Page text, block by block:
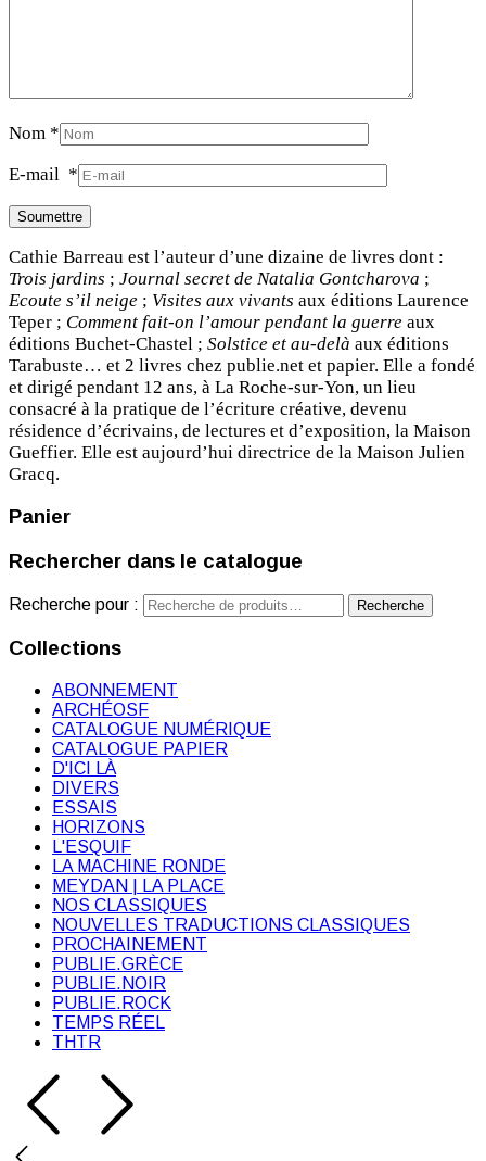
Nom *
E-mail *
Cathie Barreau est l’auteur d’une dizaine de livres dont :
Trois jardins ; Journal secret de Natalia Gontcharova ;
Ecoute s’il neige ; Visites aux vivants aux éditions Laurence
Teper ; Comment fait-on l’amour pendant la guerre aux
éditions Buchet-Chastel ; Solstice et au-delà aux éditions
Tarabuste… et 2 livres chez publie.net et papier. Elle a fondé
et dirigé pendant 12 ans, à La Roche-sur-Yon, un lieu
consacré à la pratique de l’écriture créative, devenu
résidence d’écrivains, de lectures et d’exposition, la Maison
Gueffier. Elle est aujourd’hui directrice de la Maison Julien
Gracq.
Panier
Rechercher dans le catalogue
Recherche pour : Recherche
Collections
ABONNEMENT
ARCHÉOSF
CATALOGUE NUMÉRIQUE
CATALOGUE PAPIER
D'ICI LÀ
DIVERS
ESSAIS
HORIZONS
L'ESQUIF
LA MACHINE RONDE
MEYDAN | LA PLACE
NOS CLASSIQUES
NOUVELLES TRADUCTIONS CLASSIQUES
PROCHAINEMENT
PUBLIE.GRÈCE
PUBLIE.NOIR
PUBLIE.ROCK
TEMPS RÉEL
THTR